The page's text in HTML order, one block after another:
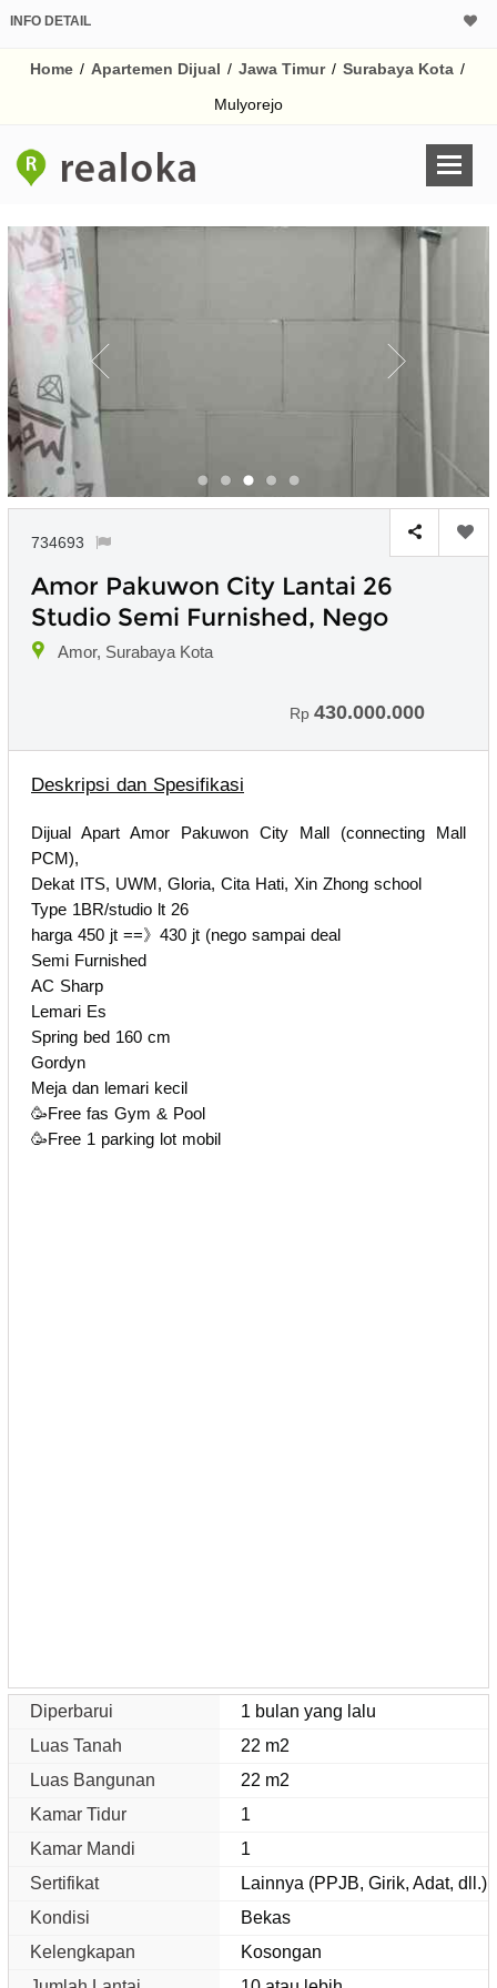
INFO DETAIL
Home / Apartemen Dijual / Jawa Timur / Surabaya Kota /
Mulyorejo
734693
Amor Pakuwon City Lantai 26
Studio Semi Furnished, Nego
Amor, Surabaya Kota
Rp 430.000.000
Deskripsi dan Spesifikasi
Dijual Apart Amor Pakuwon City Mall (connecting Mall
PCM),
Dekat ITS, UWM, Gloria, Cita Hati, Xin Zhong school
Type 1BR/studio lt 26
harga 450 jt ==》430 jt (nego sampai deal
Semi Furnished
AC Sharp
Lemari Es
Spring bed 160 cm
Gordyn
Meja dan lemari kecil
🥳Free fas Gym & Pool
🥳Free 1 parking lot mobil
Diperbarui
1 bulan yang lalu
Luas Tanah
22 m2
Luas Bangunan
22 m2
Kamar Tidur
1
Kamar Mandi
1
Sertifikat
Lainnya (PPJB, Girik, Adat, dll.)
Kondisi
Bekas
Kelengkapan
Kosongan
Harga Rp
% /th
Untuk hasil simulasi
pada kotak-